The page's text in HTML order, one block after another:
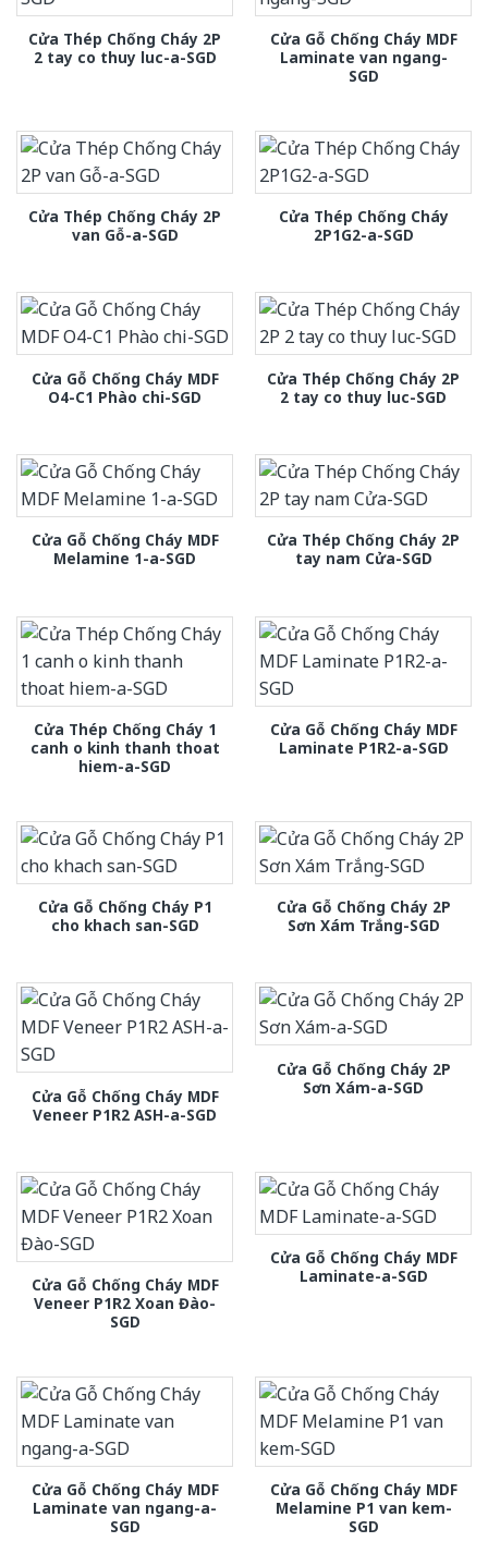
Cửa Thép Chống Cháy 2P
2 tay co thuy luc-a-SGD
Cửa Gỗ Chống Cháy MDF
Laminate van ngang-
SGD
Cửa Thép Chống Cháy 2P
van Gỗ-a-SGD
Cửa Thép Chống Cháy
2P1G2-a-SGD
Cửa Gỗ Chống Cháy MDF
O4-C1 Phào chi-SGD
Cửa Thép Chống Cháy 2P
2 tay co thuy luc-SGD
Cửa Gỗ Chống Cháy MDF
Melamine 1-a-SGD
Cửa Thép Chống Cháy 2P
tay nam Cửa-SGD
Cửa Thép Chống Cháy 1
canh o kinh thanh thoat
hiem-a-SGD
Cửa Gỗ Chống Cháy MDF
Laminate P1R2-a-SGD
Cửa Gỗ Chống Cháy P1
cho khach san-SGD
Cửa Gỗ Chống Cháy 2P
Sơn Xám Trắng-SGD
Cửa Gỗ Chống Cháy MDF
Veneer P1R2 ASH-a-SGD
Cửa Gỗ Chống Cháy 2P
Sơn Xám-a-SGD
Cửa Gỗ Chống Cháy MDF
Veneer P1R2 Xoan Đào-
SGD
Cửa Gỗ Chống Cháy MDF
Laminate-a-SGD
Cửa Gỗ Chống Cháy MDF
Laminate van ngang-a-
SGD
Cửa Gỗ Chống Cháy MDF
Melamine P1 van kem-
SGD